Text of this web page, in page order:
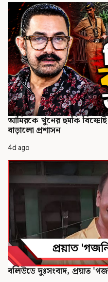
আমিরকে খুনের হুমকি বিষ্ণোই
বাড়ালো প্রশাসন
4d ago
বলিউডে দুঃসংবাদ, প্রয়াত